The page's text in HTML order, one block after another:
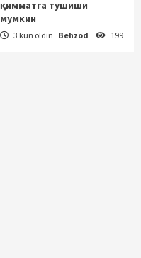
қимматга тушиши
мумкин
3 kun oldin Behzod 199